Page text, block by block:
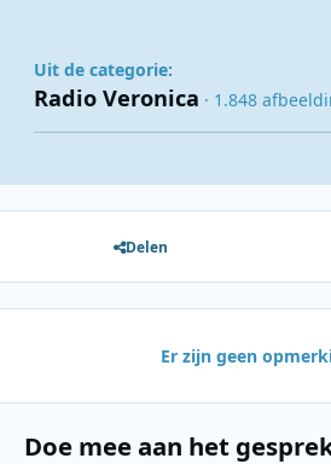
Uit de categorie:
Radio Veronica · 1.848
Delen
Er zijn geen
Doe mee aan het